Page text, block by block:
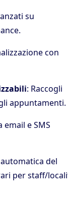
su
con
: Raccogli
appuntamenti.
email e SMS
del
per staff/